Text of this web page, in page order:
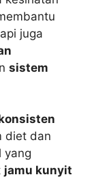
juga
sistem
diet dan
yang
jamu kunyit